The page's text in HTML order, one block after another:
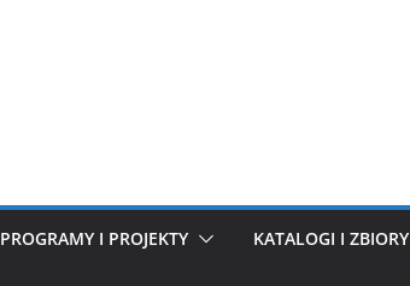
PROGRAMY I PROJEKTY KATALOGI I ZBIORY